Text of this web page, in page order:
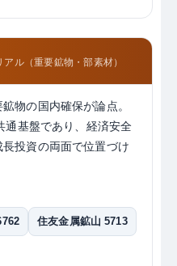
アル（重要鉱物・部素材）
物の国内確保が論点。
通基盤であり、経済安全
投資の両面で位置づけ
住友金属鉱山 5713